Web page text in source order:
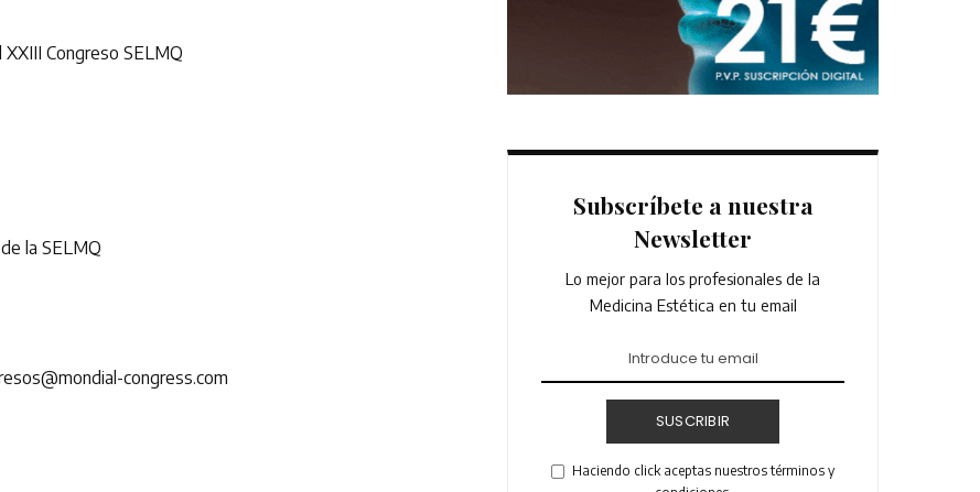
Congreso SELMQ
la SELMQ
congress.com
Subscríbete a nuestra
Newsletter
Lo mejor para los profesionales de la
Medicina Estética en tu email
SUSCRIBIR
Haciendo click aceptas nuestros términos y